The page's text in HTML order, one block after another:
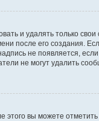
и удалять только
после его создания.
не появляется,
не могут удалить
этого вы можете